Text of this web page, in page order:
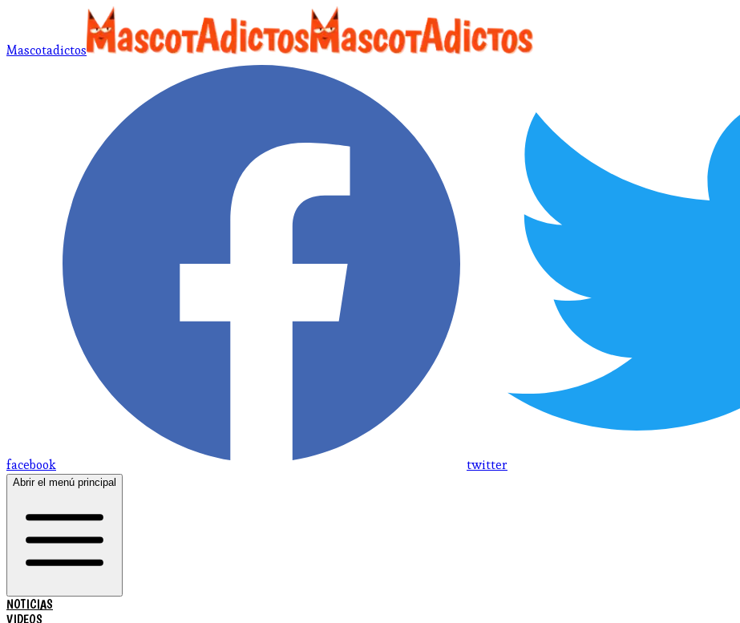
Mascotadictos
facebook twitter
Abrir el menú principal
NOTICIAS
VIDEOS